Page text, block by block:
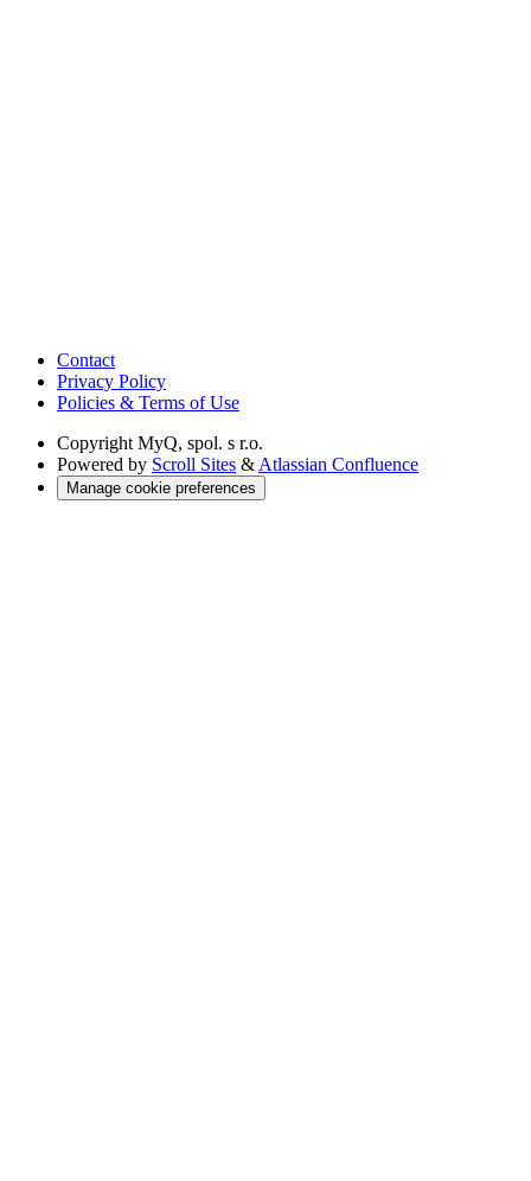
Contact
Privacy Policy
Policies & Terms of Use
Copyright MyQ, spol. s r.o.
Powered by Scroll Sites &Atlassian Confluence
Manage cookie preferences